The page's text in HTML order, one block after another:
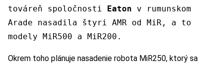
továreň spoločnosti
Eaton v rumunskom
Arade nasadila štyri AMR od MiR, a to
modely MiR500 a MiR200.
Okrem toho plánuje nasadenie robota MiR250, ktorý sa